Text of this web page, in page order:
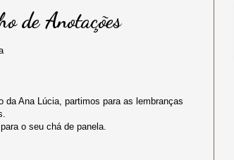
de Anotações
da Ana Lúcia, partimos para as lembranças
o seu chá de panela.